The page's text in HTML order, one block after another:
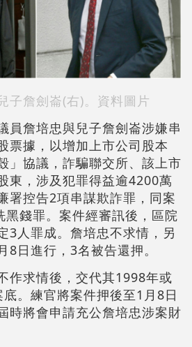
子詹劍崙(右)。資料圖片
員詹培忠與兒子詹劍崙涉嫌串
票據，以增加上市公司股本
」協議，詐騙聯交所、該上市
東，涉及犯罪得益逾4200萬
署控告2項串謀欺詐罪，同案
黑錢罪。案件經審訊後，區院
3人罪成。詹培忠不求情，另
8日進行，3名被告還押。
作求情後，交代其1998年或
。練官將案件押後至1月8日
時將會申請充公詹培忠涉案財